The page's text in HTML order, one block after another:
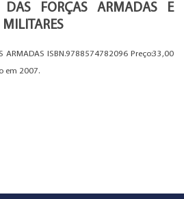
FORÇAS ARMADAS E
MILITARES
ARMADAS ISBN.9788574782096 Preço:33,00
em 2007.